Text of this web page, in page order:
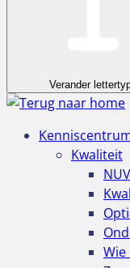
Verander
Kwaliteit